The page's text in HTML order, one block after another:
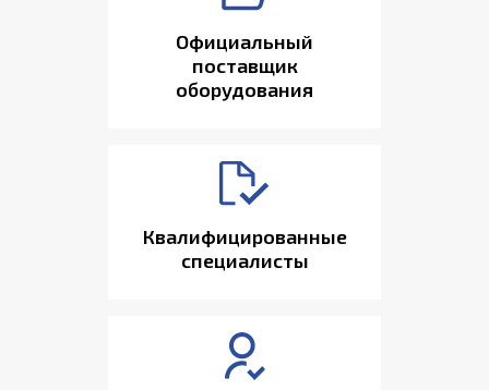
Официальный
поставщик
оборудования
Квалифицированные
специалисты